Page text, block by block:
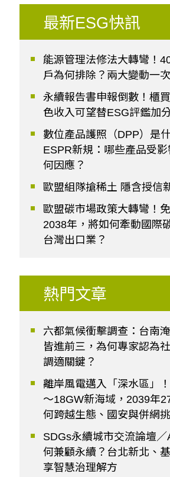
最新ESG快訊
能源管理法修法大轉彎！
戶為何排除？兩大變動一
永續報告書申報倒數！櫃
色收入可望替ESG評鑑加
數位產品護照（DPP）是
ESPR新規：哪些產品受
何因應？
歐盟組隊搶稀土 隱含授信
歐盟碳市場政策大轉彎！
2038年，將如何牽動國際
台灣出口業？
熱門文章
六都氣候衝擊調查：台南
皆進前三，為何專家認為
調適關鍵？
離岸風電邁入「深水區」
～18GW新海域，2039年
何跨越生態、國安與併網
SDGs永續城市交流論壇
何兼顧永續？台北新北、
享智慧治理解方